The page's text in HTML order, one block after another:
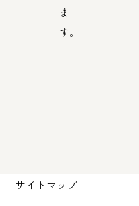
ま
す。
サイトマップ